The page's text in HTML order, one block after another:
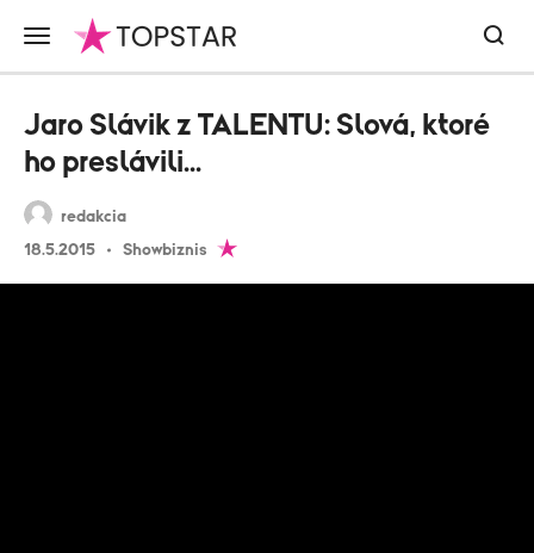
redakcia
18.5.2015
Showbiznis
Jaro Slávik z TALENTU: Slová, ktoré
ho preslávili...